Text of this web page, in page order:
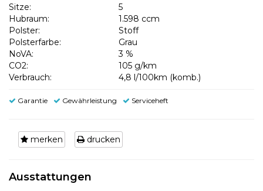
Sitze:
5
Hubraum:
1.598 ccm
Polster:
Stoff
Polsterfarbe:
Grau
NoVA:
3 %
CO2:
105 g/km
Verbrauch:
4,8 l/100km (komb.)
Garantie Gewährleistung Serviceheft
merken drucken
Ausstattungen